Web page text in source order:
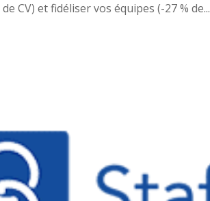
CV) et fidéliser vos équipes (-27 % de...